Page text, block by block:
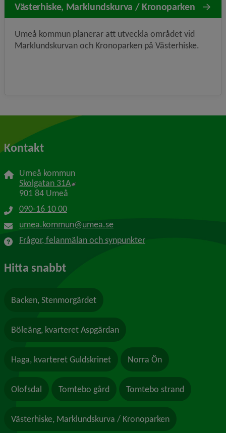
Västerhiske, Marklundskurva / Kronoparken
Umeå kommun planerar att utveckla området vid
Marklundskurvan och Kronoparken på Västerhiske.
Kontakt
Umeå kommun
Skolgatan 31A Länk till annan webbplats, öppnas i nytt
901 84 Umeå
090-16 10 00
umea.kommun@umea.se
Frågor, felanmälan och synpunkter
Hitta snabbt
Backen, Stenmorgärdet
Böleäng, kvarteret Aspgärdan
Haga, kvarteret Guldskrinet Norra Ön
Olofsdal Tomtebo gård Tomtebo strand
Västerhiske, Marklundskurva / Kronoparken